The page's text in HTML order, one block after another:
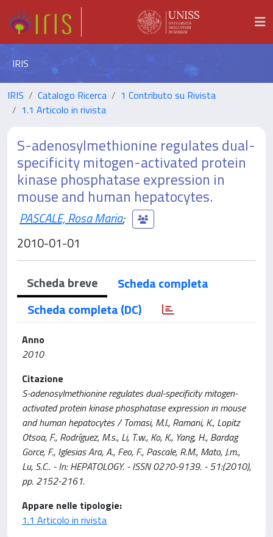
IRIS
IRIS Catalogo Ricerca
1 Contributo su Rivista
1.1 Articolo in rivista
S-adenosylmethionine regulates dual-
specificity mitogen-activated protein
kinase phosphatase expression in
mouse and human hepatocytes.
PASCALE, Rosa Maria;
2010-01-01
Scheda breve
Scheda completa
Scheda completa (DC)
Anno
2010
Citazione
S-adenosylmethionine regulates dual-specificity mitogen-
activated protein kinase phosphatase expression in mouse
and human hepatocytes / Tomasi, M.l., Ramani, K., Lopitz
Otsoa, F., Rodríguez, M.s., Li, T.w., Ko, K., Yang, H., Bardag
Gorce, F., Iglesias Ara, A., Feo, F., Pascale, R.M., Mato, J.m.,
Lu, S.C.. - In: HEPATOLOGY. - ISSN 0270-9139. - 51:(2010),
pp. 2152-2161.
Appare nelle tipologie:
1.1 Articolo in rivista